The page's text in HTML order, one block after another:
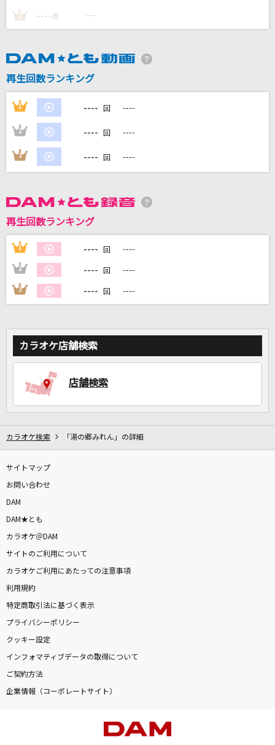
[プロオケ]カラカラ
＝LOVE
カラオケ最新情報をチェック！
3 ---- 点 ----
再生回数ランキング
1 ---- 回 ----
2 ---- 回 ----
3 ---- 回 ----
再生回数ランキング
1 ---- 回 ----
2 ---- 回 ----
3 ---- 回 ----
カラオケ店舗検索
店舗検索
カラオケ検索 「湯の郷みれん」の詳細
サイトマップ
お問い合わせ
DAM
DAM★とも
カラオケ＠DAM
サイトのご利用について
カラオケご利用にあたっての注意事項
利用規約
特定商取引法に基づく表示
プライバシーポリシー
クッキー設定
インフォマティブデータの取得について
ご契約方法
企業情報（コーポレートサイト）